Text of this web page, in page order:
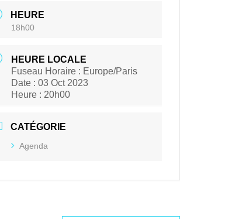
HEURE
18h00
HEURE LOCALE
Fuseau Horaire : Europe/Paris
Date :03 Oct 2023
Heure : 20h00
CATÉGORIE
Agenda